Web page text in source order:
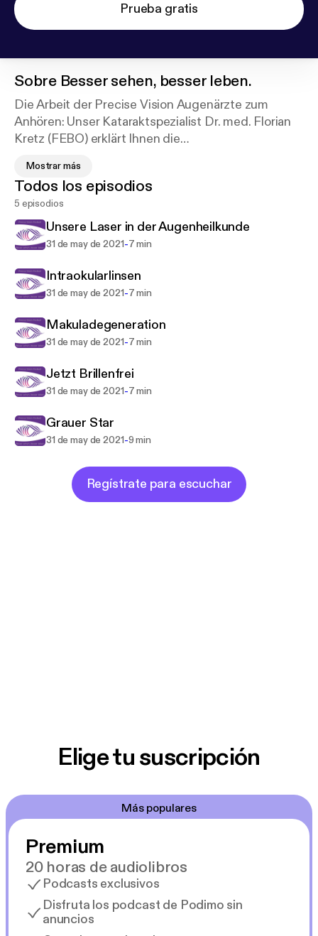
Prueba gratis
Sobre Besser sehen, besser leben.
Die Arbeit der Precise Vision Augenärzte zum
Anhören: Unser Kataraktspezialist Dr. med. Florian
Kretz (FEBO) erklärt Ihnen die
Augentageskliniken in Rheine, Greven, Steinfurt
und Erlangen. Erfahren Sie in weniger als zehn
Minuten je Episode alles Wissenswerte zu
individueller Behandlung und innovativen
Behandlungsmethoden durch führende
Besser sehen, besser leben. Jetzt reinhören!
Mostrar más
Todos los episodios
5 episodios
Unsere Laser in der Augenheilkunde
31 de may de 2021-7 min
Intraokularlinsen
31 de may de 2021-7 min
Makuladegeneration
31 de may de 2021-7 min
Jetzt Brillenfrei
31 de may de 2021-7 min
Grauer Star
31 de may de 2021-9 min
Regístrate para escuchar
Elige tu suscripción
Más populares
Premium
20 horas de audiolibros
Podcasts exclusivos
Disfruta los podcast de Podimo sin
anuncios